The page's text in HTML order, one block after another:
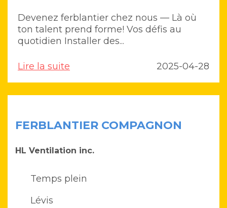
Devenez ferblantier chez nous — Là où
ton talent prend forme! Vos défis au
quotidien Installer des...
Lire la suite 2025-04-28
FERBLANTIER COMPAGNON
HL Ventilation inc.
Temps plein
Lévis